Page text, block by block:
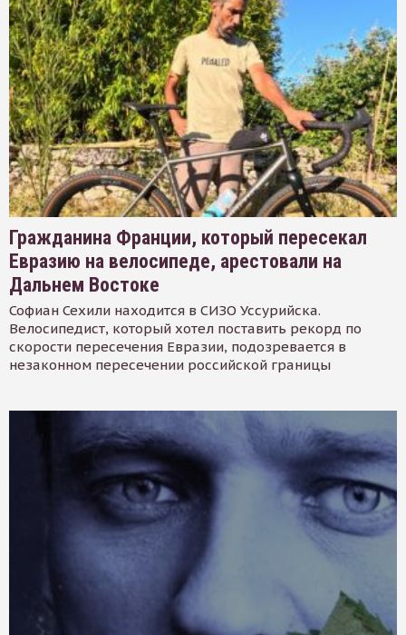
Гражданина Франции, который пересекал
Евразию на велосипеде, арестовали на
Дальнем Востоке
Софиан Сехили находится в СИЗО Уссурийска.
Велосипедист, который хотел поставить рекорд по
скорости пересечения Евразии, подозревается в
незаконном пересечении российской границы